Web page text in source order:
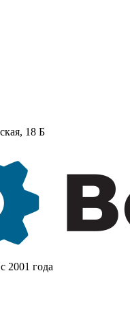
18 Б
2001 года